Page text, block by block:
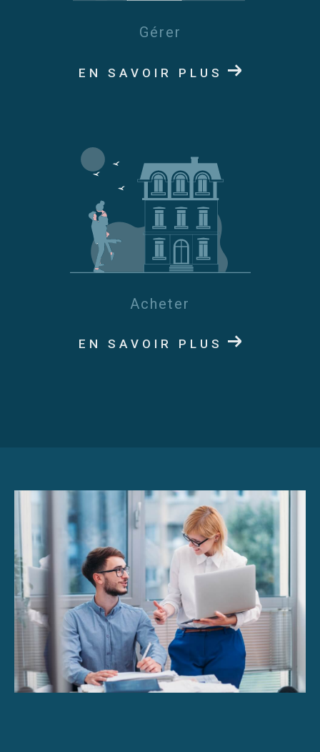
Gérer
EN SAVOIR PLUS
Acheter
EN SAVOIR PLUS